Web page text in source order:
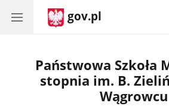
gov.pl
Państwowa Szkoła
stopnia im. B.
Wągrowcu